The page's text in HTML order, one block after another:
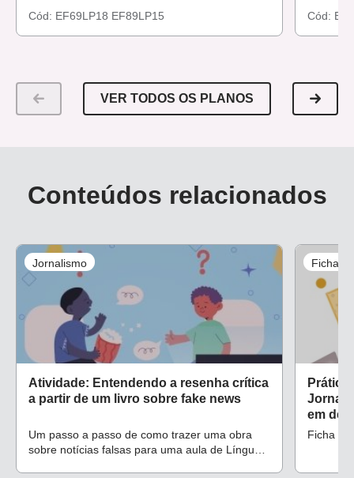
Cód: EF69LP18 EF89LP15 Cód:
VER TODOS OS PLANOS
Conteúdos relacionados
Jornalismo
Atividade: Entendendo a resenha crítica
a partir de um livro sobre fake news
Um passo a passo de como trazer uma obra
sobre notícias falsas para uma aula de Língua
Ficha
em
Ficha